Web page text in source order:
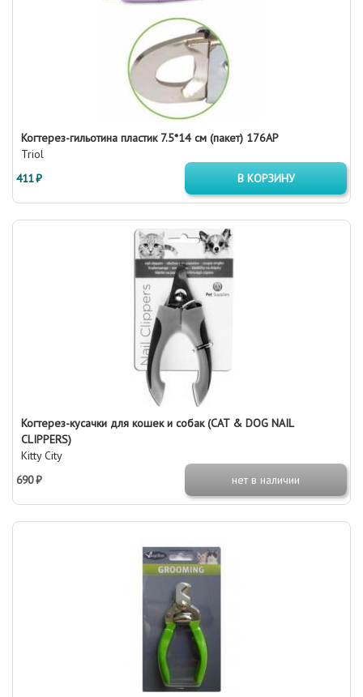
Когтерез-гильотина пластик 7.5*14 см (пакет) 176АP
Triol
411 ₽
В КОРЗИНУ
Когтерез-кусачки для кошек и собак (CAT & DOG NAIL
CLIPPERS)
Kitty City
690 ₽
нет в наличии